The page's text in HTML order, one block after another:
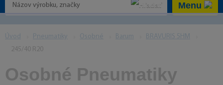
Menu
Úvod Pneumatiky Osobné Barum
BRAVURIS 5HM
245/40 R20
Osobné Pneumatiky